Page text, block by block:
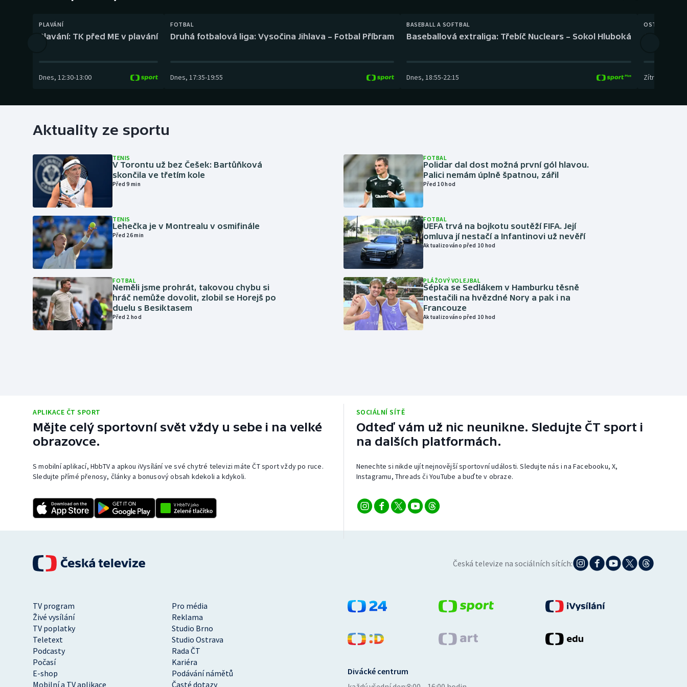
Dostihy
Futsal
Gymnastika
Veslování
Volejbal
PLAVÁNÍ
Plavání: TK před ME v plavání
Dnes, 12:30-13:00
FOTBAL
Druhá fotbalová liga: Vysočina Jihlava – Fotbal Příbram
Dnes, 17:35-19:55
BASEBALL A SOFTBAL
Baseballová extraliga: Třebíč Nuclears – Sokol Hluboká
Dnes, 18:55-22:15
OSTATNÍ
Zítra
Aktuality ze sportu
TENIS
V Torontu už bez Češek: Bartůňková
skončila ve třetím kole
Před 9 min
TENIS
Lehečka je v Montrealu v osmifinále
Před 26 min
FOTBAL
Neměli jsme prohrát, takovou chybu si
hráč nemůže dovolit, zlobil se Horejš po
duelu s Besiktasem
Před 2 hod
FOTBAL
Polidar dal dost možná první gól hlavou.
Palici nemám úplně špatnou, zářil
Před 10 hod
FOTBAL
UEFA trvá na bojkotu soutěží FIFA. Její
omluva jí nestačí a Infantinovi už nevěří
Aktualizováno před 10 hod
PLÁŽOVÝ VOLEJBAL
Šépka se Sedlákem v Hamburku těsně
nestačili na hvězdné Nory a pak i na
Francouze
Aktualizováno před 10 hod
APLIKACE ČT SPORT
Mějte celý sportovní svět vždy u sebe i na velké
obrazovce.
S mobilní aplikací, HbbTV a apkou iVysílání ve své chytré televizi máte ČT sport vždy po ruce.
Sledujte přímé přenosy, články a bonusový obsah kdekoli a kdykoli.
SOCIÁLNÍ SÍTĚ
Odteď vám už nic neunikne. Sledujte ČT sport i
na dalších platformách.
Nenechte si nikde ujít nejnovější sportovní události. Sledujte nás i na Facebooku, X,
Instagramu, Threads či YouTube a buďte v obraze.
Česká televize na sociálních sítích:
TV program
Pro média
Živé vysílání
Reklama
TV poplatky
Studio Brno
Teletext
Studio Ostrava
Podcasty
Rada ČT
Počasí
Kariéra
E-shop
Podávání námětů
Mobilní a TV aplikace
Časté dotazy
Divácké centrum